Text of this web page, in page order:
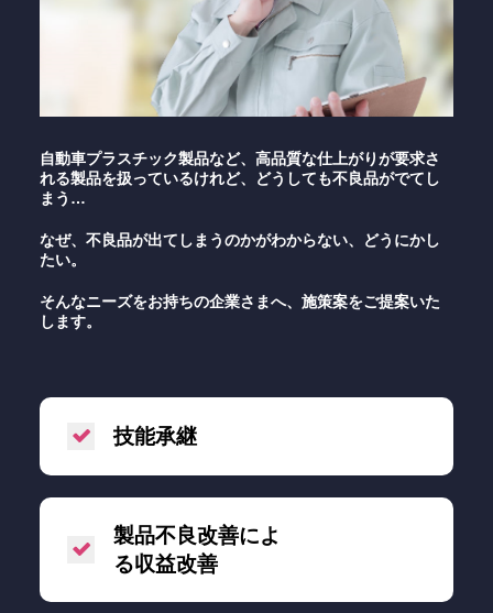
匿名加工情報の取扱いについて
情報セキュリティ基本方針
IR情報
サイトマップ
自動車プラスチック製品など、高品質な仕上がりが要求さ
れる製品を扱っているけれど、どうしても不良品がでてし
まう…
なぜ、不良品が出てしまうのかがわからない、どうにかし
たい。
そんなニーズをお持ちの企業さまへ、施策案をご提案いた
します。
技能承継
製品不良改善によ
る収益改善